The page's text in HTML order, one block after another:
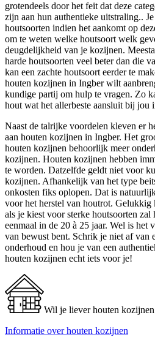
grotendeels door het feit dat deze
zijn aan hun authentieke uitstraling..
houtsoorten indien het aankomt op
om te weten welke houtsoort welk
deugdelijkheid van je kozijnen.
harde houtsoorten veel beter dan die
kan een zachte houtsoort eerder te
houten kozijnen in Ingber wilt
kundige partij om hulp te vragen. Zo
hout wat het allerbeste aansluit bij jou
Naast de talrijke voordelen kleven er
aan houten kozijnen in Ingber. Het
houten kozijnen behoorlijk meer
kozijnen. Houten kozijnen hebben
te worden. Datzelfde geldt niet voor
kozijnen. Afhankelijk van het type
onkosten fiks oplopen. Dat is
voor het herstel van houtrot. Gelukkig
als je kiest voor sterke houtsoorten
eenmaal in de 20 à 25 jaar. Wel is het
van bewust bent. Schrik je niet af van
onderhoud en hou je van een
houten kozijnen echt iets voor je!
Wil je liever houten
Informatie over houten kozijnen